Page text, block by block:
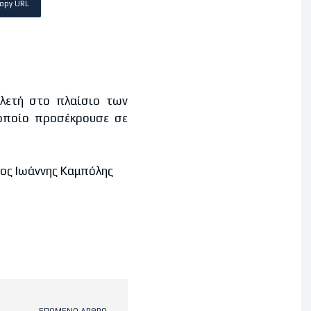
URL
στο πλαίσιο των
προσέκρουσε σε
Ιωάννης Καμπόλης